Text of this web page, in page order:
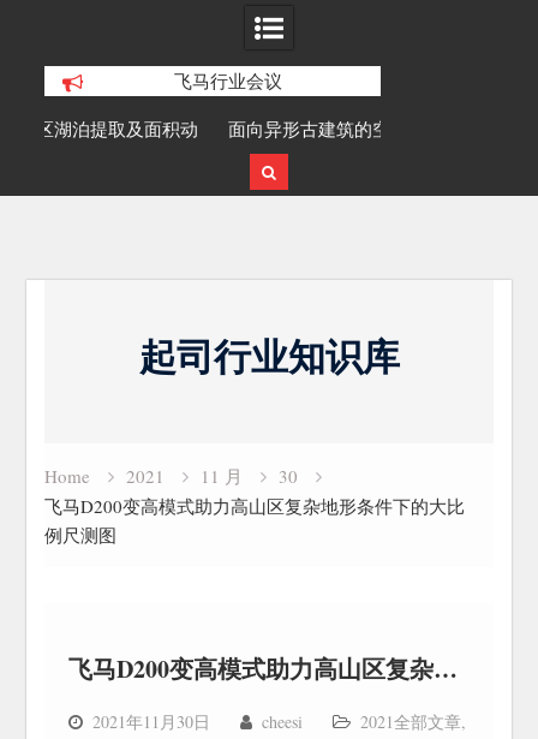
飞马行业会议
面向异形古建筑的空地多源数据融合精
细化三维重建研究
起司行业知识库
Home 2021 11 月
30
飞马D200变高模式助力高山区复杂地形条件下的大比
例尺测图
飞马D200变高模式助力高山区复杂地形条件下的大比例尺测图
2021年11月30日 cheesi 2021全部文章,